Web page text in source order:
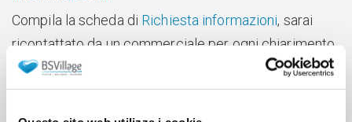
Compila la scheda di Richiesta informazioni, sarai
ricontattato da un commerciale per ogni chiarimento.
Condizioni dell'offerta